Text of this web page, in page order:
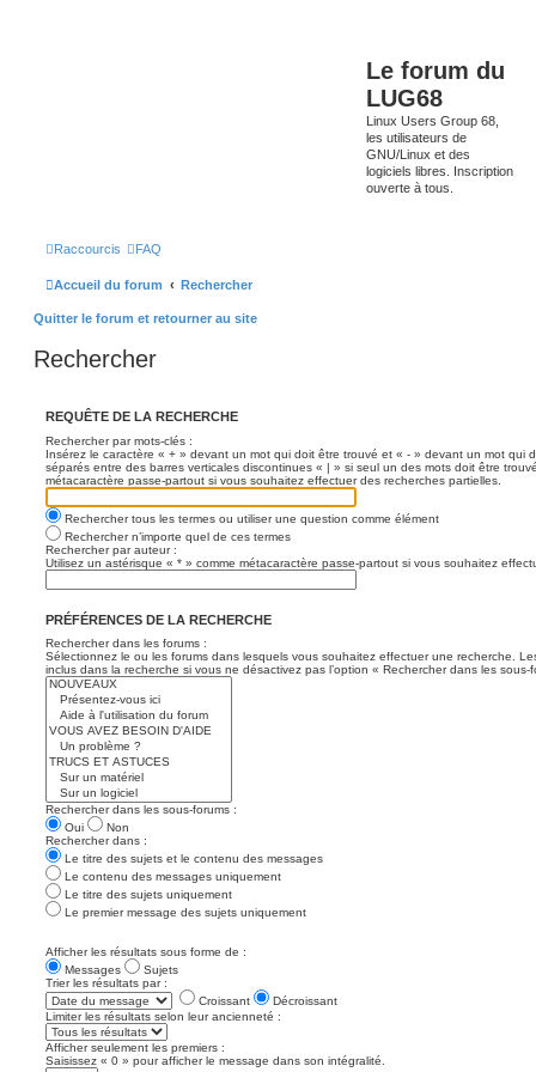
Le forum du
LUG68
Linux Users Group 68,
les utilisateurs de
GNU/Linux et des
logiciels libres. Inscription
ouverte à tous.
Raccourcis FAQ
Accueil du forum Rechercher
Quitter le forum et retourner au site
Rechercher
REQUÊTE DE LA RECHERCHE
Rechercher par mots-clés :
Insérez le caractère « + » devant un mot qui doit être trouvé et « - » devant un mot qui
séparés entre des barres verticales discontinues « | » si seul un des mots doit être
métacaractère passe-partout si vous souhaitez effectuer des recherches partielles.
Rechercher tous les termes ou utiliser une question comme élément
Rechercher n’importe quel de ces termes
Rechercher par auteur :
Utilisez un astérisque « * » comme métacaractère passe-partout si vous souhaitez
PRÉFÉRENCES DE LA RECHERCHE
Rechercher dans les forums :
Sélectionnez le ou les forums dans lesquels vous souhaitez effectuer une recherche.
inclus dans la recherche si vous ne désactivez pas l’option « Rechercher dans les
Rechercher dans les sous-forums :
Oui
Non
Rechercher dans :
Le titre des sujets et le contenu des messages
Le contenu des messages uniquement
Le titre des sujets uniquement
Le premier message des sujets uniquement
Afficher les résultats sous forme de :
Messages
Sujets
Trier les résultats par :
Croissant
Décroissant
Limiter les résultats selon leur ancienneté :
Afficher seulement les premiers :
Saisissez « 0 » pour afficher le message dans son intégralité.